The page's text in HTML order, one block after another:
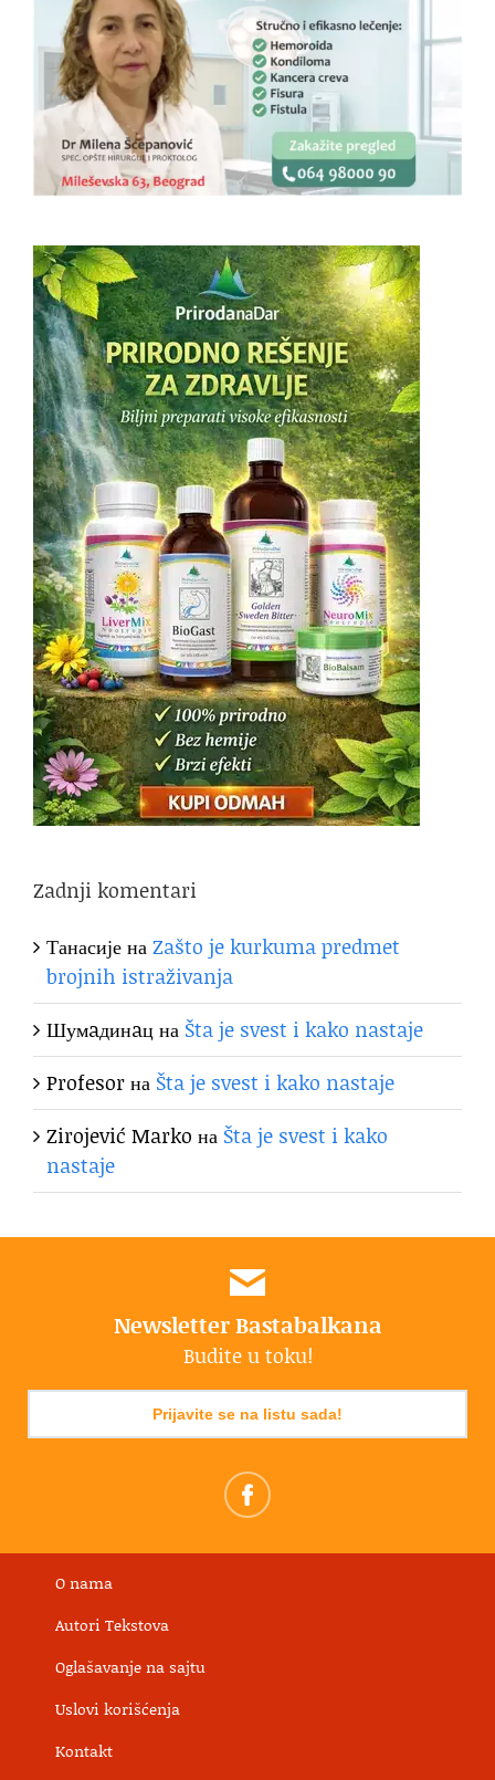
Zadnji komentari
ТанасијенаZašto je kurkuma predmet
brojnih istraživanja
Шумaдинaцна Šta je svest i kako nastaje
Profesorна Šta je svest i kako nastaje
Zirojević Marko на Šta je svest i kako
nastaje
Newsletter Bastabalkana
Budite u toku!
Prijavite se na listu sada!
O nama
Autori Tekstova
Oglašavanje na sajtu
Uslovi korišćenja
Kontakt